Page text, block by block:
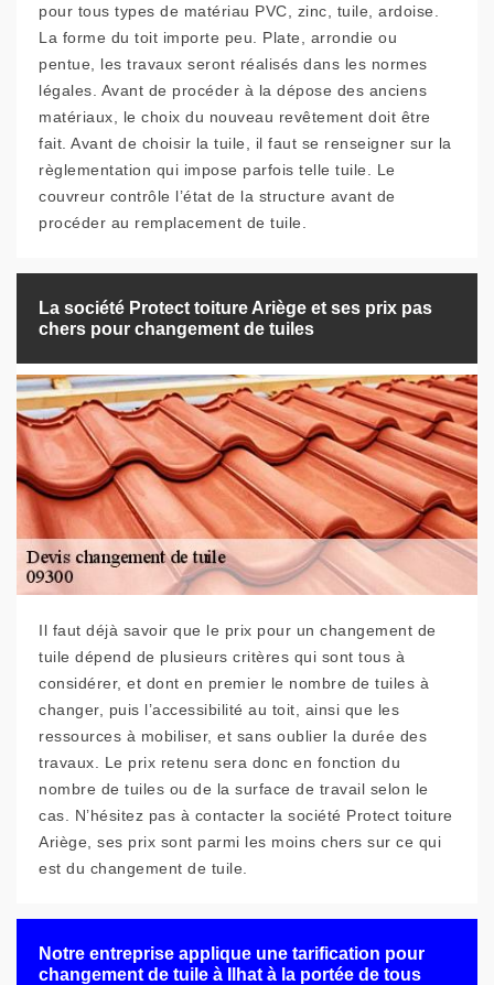
pour tous types de matériau PVC, zinc, tuile, ardoise.
La forme du toit importe peu. Plate, arrondie ou
pentue, les travaux seront réalisés dans les normes
légales. Avant de procéder à la dépose des anciens
matériaux, le choix du nouveau revêtement doit être
fait. Avant de choisir la tuile, il faut se renseigner sur la
règlementation qui impose parfois telle tuile. Le
couvreur contrôle l’état de la structure avant de
procéder au remplacement de tuile.
La société Protect toiture Ariège et ses prix pas
chers pour changement de tuiles
Il faut déjà savoir que le prix pour un changement de
tuile dépend de plusieurs critères qui sont tous à
considérer, et dont en premier le nombre de tuiles à
changer, puis l’accessibilité au toit, ainsi que les
ressources à mobiliser, et sans oublier la durée des
travaux. Le prix retenu sera donc en fonction du
nombre de tuiles ou de la surface de travail selon le
cas. N’hésitez pas à contacter la société Protect toiture
Ariège, ses prix sont parmi les moins chers sur ce qui
est du changement de tuile.
Notre entreprise applique une tarification pour
changement de tuile à Ilhat à la portée de tous